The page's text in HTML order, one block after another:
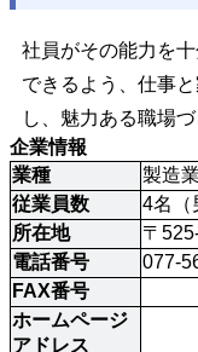
社員がその能力を
できるよう、仕事
し、魅力ある職場
企業情報
業種
製造業
従業員数
4名（
所在地
〒
電話番号
077-
FAX番号
ホームページ
アドレス